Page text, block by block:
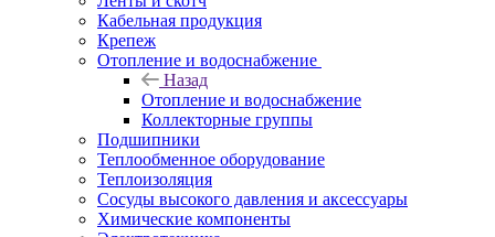
Кабельная продукция
Крепеж
Отопление и водоснабжение
Назад
Отопление и водоснабжение
Коллекторные группы
Подшипники
Теплообменное оборудование
Теплоизоляция
Сосуды высокого давления и аксессуары
Химические компоненты